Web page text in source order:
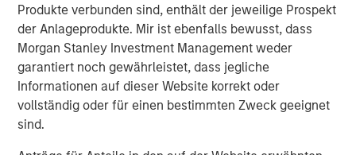
Produkte verbunden sind, enthält der jeweilige Prospekt
der Anlageprodukte. Mir ist ebenfalls bewusst, dass
Morgan Stanley Investment Management weder
garantiert noch gewährleistet, dass jegliche
Informationen auf dieser Website korrekt oder
vollständig oder für einen bestimmten Zweck geeignet
sind.
ARTIKEL
AI in Active Fund Management: The State of
Adoption in 2026
CONSILIENT OBSERVER
Opportunities and Expectations: The Present